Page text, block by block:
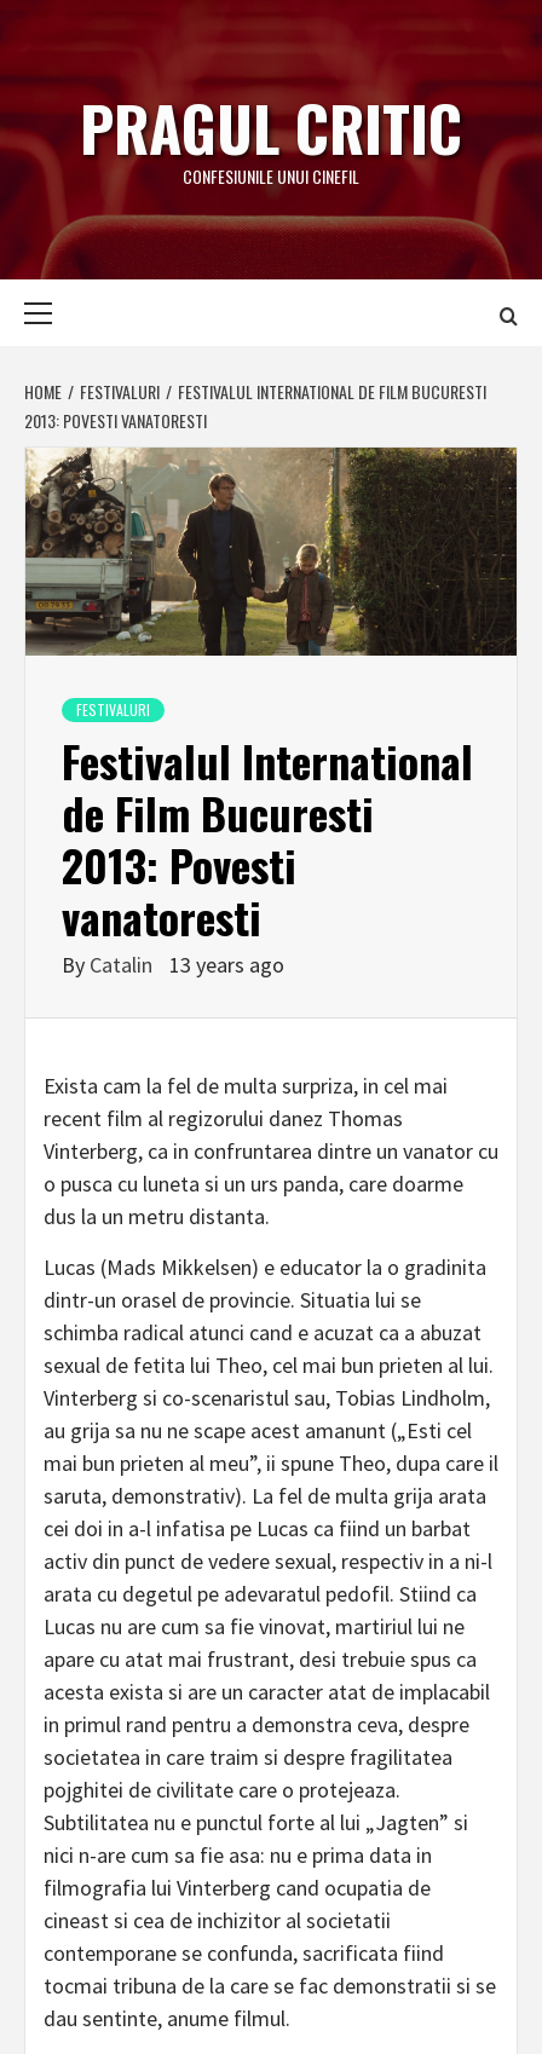
to
content
PRAGUL CRITIC
CONFESIUNILE UNUI CINEFIL
HOME FESTIVALURI
FESTIVALUL INTERNATIONAL DE FILM BUCURESTI
2013: POVESTI VANATORESTI
FESTIVALURI
Festivalul International
de Film Bucuresti
2013: Povesti
vanatoresti
By Catalin 13 years ago
Exista cam la fel de multa surpriza, in cel mai
recent film al regizorului danez Thomas
Vinterberg, ca in confruntarea dintre un vanator cu
o pusca cu luneta si un urs panda, care doarme
dus la un metru distanta.
Lucas (Mads Mikkelsen) e educator la o gradinita
dintr-un orasel de provincie. Situatia lui se
schimba radical atunci cand e acuzat ca a abuzat
sexual de fetita lui Theo, cel mai bun prieten al lui.
Vinterberg si co-scenaristul sau, Tobias Lindholm,
au grija sa nu ne scape acest amanunt („Esti cel
mai bun prieten al meu”, ii spune Theo, dupa care il
saruta, demonstrativ). La fel de multa grija arata
cei doi in a-l infatisa pe Lucas ca fiind un barbat
activ din punct de vedere sexual, respectiv in a ni-l
arata cu degetul pe adevaratul pedofil. Stiind ca
Lucas nu are cum sa fie vinovat, martiriul lui ne
apare cu atat mai frustrant, desi trebuie spus ca
acesta exista si are un caracter atat de implacabil
in primul rand pentru a demonstra ceva, despre
societatea in care traim si despre fragilitatea
pojghitei de civilitate care o protejeaza.
Subtilitatea nu e punctul forte al lui „Jagten” si
nici n-are cum sa fie asa: nu e prima data in
filmografia lui Vinterberg cand ocupatia de
cineast si cea de inchizitor al societatii
contemporane se confunda, sacrificata fiind
tocmai tribuna de la care se fac demonstratii si se
dau sentinte, anume filmul.